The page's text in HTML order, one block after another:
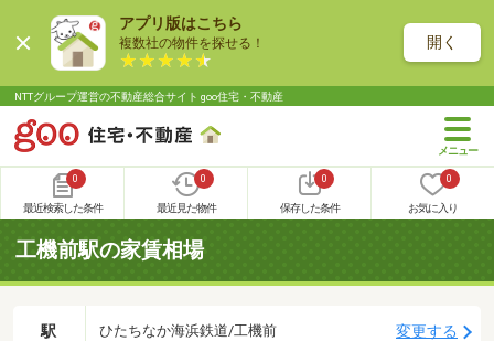
アプリ版はこちら
複数社の物件を探せる！ 開く
NTTグループ運営の不動産総合サイト goo住宅・不動産
0
最近検索した条件
0
最近見た物件
0
保存した条件
0
お気に入り
工機前駅の家賃相場
駅 ひたちなか海浜鉄道/工機前 変更する